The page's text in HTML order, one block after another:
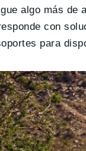
algo más de
con
para